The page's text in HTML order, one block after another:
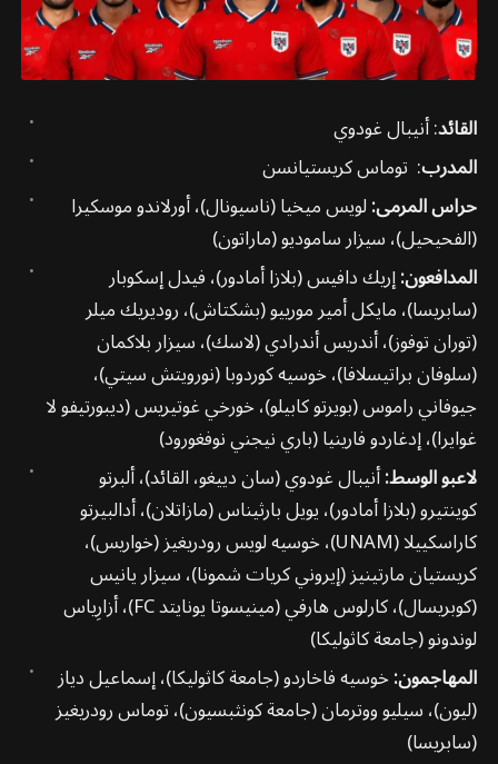
القائد: أنيبال غودوي
المدرب: توماس كريستيانسن
حراس المرمى:لويس ميخيا (ناسيونال)، أورلاندو موسكيرا
(الفحيحيل)، سيزار ساموديو (ماراتون)
المدافعون:إريك دافيس (بلازا أمادور)، فيدل إسكوبار
(سابريسا)، مايكل أمير مورييو (بشكتاش)، روديريك ميلر
(توران توفوز)، أندريس أندرادي (لاسك)، سيزار بلاكمان
(سلوفان براتيسلافا)، خوسيه كوردوبا (نورويتش سيتي)،
جيوفاني راموس (بويرتو كابيلو)، خورخي غوتيريس (ديبورتيفو لا
غوايرا)، إدغاردو فارينيا (باري نيجني نوفغورود)
لاعبو الوسط:أنيبال غودوي (سان دييغو، القائد)، ألبرتو
كوينتيرو (بلازا أمادور)، يويل بارثيناس (مازاتلان)، أدالبيرتو
كاراسكييلا (UNAM)، خوسيه لويس رودريغيز (خواريس)،
كريستيان مارتينيز (إيروني كريات شمونا)، سيزار يانيس
(كوبريسال)، كارلوس هارفي (مينيسوتا يونايتد FC)، أزارِياس
لوندونو (جامعة كاثوليكا)
المهاجمون:خوسيه فاخاردو (جامعة كاثوليكا)، إسماعيل دياز
(ليون)، سيليو ووترمان (جامعة كونثبسيون)، توماس رودريغيز
(سابريسا)